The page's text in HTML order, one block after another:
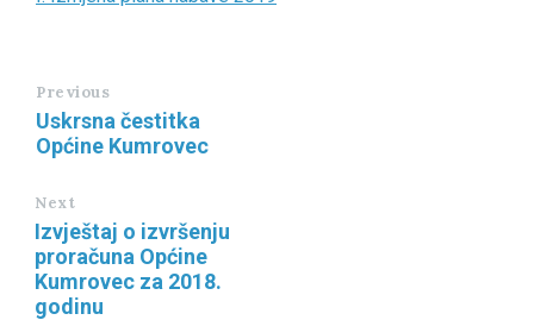
Previous
Uskrsna čestitka
Općine Kumrovec
Next
Izvještaj o izvršenju
proračuna Općine
Kumrovec za 2018.
godinu